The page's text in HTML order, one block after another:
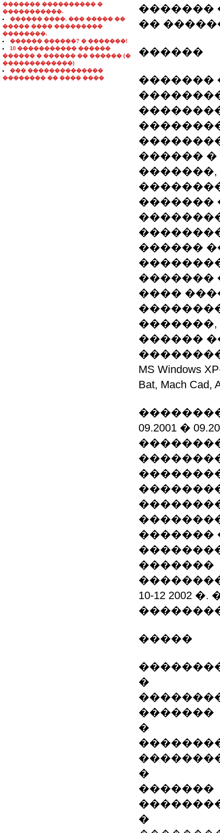
������� ���������� �
�����������.
������ ����. ��� ����� ��
����� ���� ���������
��������.
������ ������? � �������!
10 ����������� ������
������ � ������ �� ������ (�
�������������)
��� ��������������
�������� �� ���� ����
�������
��
������
�������
������ �
�������
������
�������
����
�������,
������
MS Windows
Bat, Mach
09.2001 �
�������
�������
10-12
�����
�
�������
�
�
�������
�